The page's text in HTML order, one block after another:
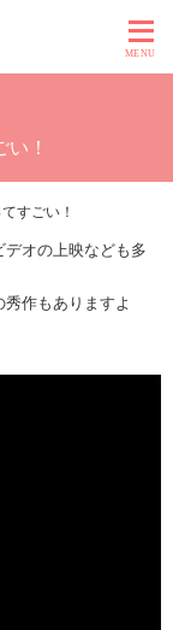
MENU
！
すごい！
オの上映なども多
作もありますよ